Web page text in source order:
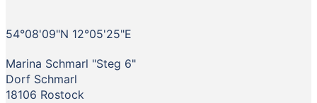
54°08'09"N 12°05'25"E
Marina Schmarl "Steg 6"
Dorf Schmarl
18106 Rostock